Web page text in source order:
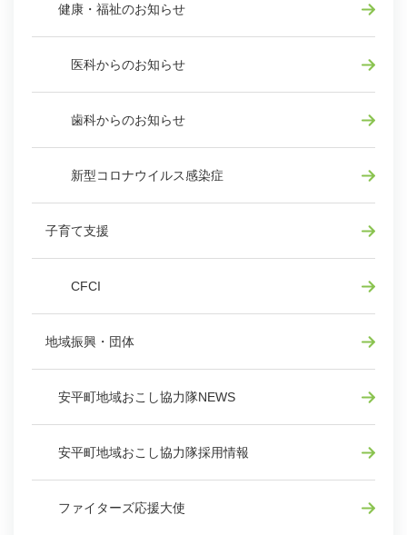
健康・福祉のお知らせ
医科からのお知らせ
歯科からのお知らせ
新型コロナウイルス感染症
子育て支援
CFCI
地域振興・団体
安平町地域おこし協力隊NEWS
安平町地域おこし協力隊採用情報
ファイターズ応援大使